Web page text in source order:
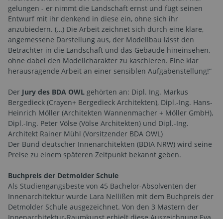
gelungen - er nimmt die Landschaft ernst und fügt seinen
Entwurf mit ihr denkend in diese ein, ohne sich ihr
anzubiedern. (…) Die Arbeit zeichnet sich durch eine klare,
angemessene Darstellung aus, der Modellbau lässt den
Betrachter in die Landschaft und das Gebäude hineinsehen,
ohne dabei den Modellcharakter zu kaschieren. Eine klar
herausragende Arbeit an einer sensiblen Aufgabenstellung!“
Der Jury des BDA OWL gehörten an: Dipl. Ing. Markus
Bergedieck (Crayen+ Bergedieck Architekten), Dipl.-Ing. Hans-
Heinrich Möller (Architekten Wannenmacher + Möller GmbH),
Dipl.-Ing. Peter Völse (Völse Architekten) und Dipl.-Ing.
Architekt Rainer Mühl (Vorsitzender BDA OWL)
Der Bund deutscher Innenarchitekten (BDIA NRW) wird seine
Preise zu einem späteren Zeitpunkt bekannt geben.
Buchpreis der Detmolder Schule
Als Studiengangsbeste von 45 Bachelor-Absolventen der
Innenarchitektur wurde Lara Nellißen mit dem Buchpreis der
Detmolder Schule ausgezeichnet. Von den 3 Mastern der